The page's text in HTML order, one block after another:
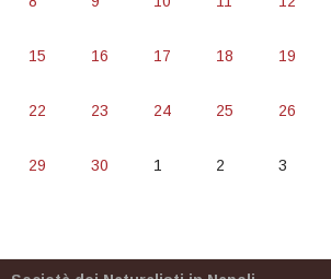
15 16 17 18 19
22 23 24 25 26
29 30 1 2 3